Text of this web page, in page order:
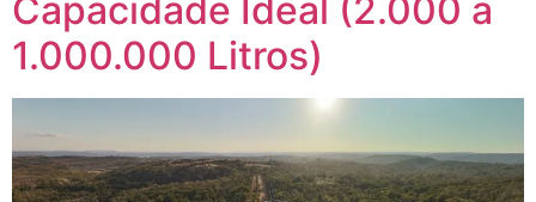
Capacidade Ideal (2.000 a
1.000.000 Litros)